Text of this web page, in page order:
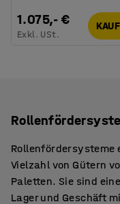
1.075,- €
Exkl. USt.
Rollenfördersysteme
Vielzahl von Gütern
Paletten. Sie sind
Lager und Geschäft